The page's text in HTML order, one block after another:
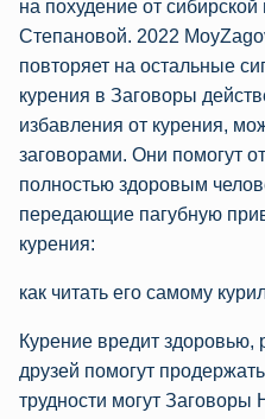
на похудение от
Степановой. 2022
повторяет на остальные
курения в Заговоры
избавления от курения,
заговорами. Они помогут
полностью здоровым
передающие пагубную
курения:
как читать его самому
Курение вредит
друзей помогут
трудности могут Заговоры